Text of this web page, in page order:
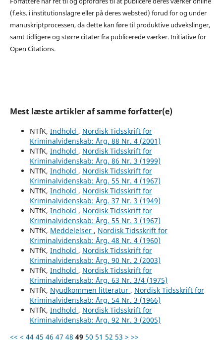
(f.eks. i institutionslagre eller på deres websted) forud for og under
manuskriptprocessen, da dette kan føre til produktive udvekslinger,
samt tidligere og større citater fra publicerede værker. Initiative for
Open Citations.
Mest læste artikler af samme forfatter(e)
NTfK, Indhold , Nordisk Tidsskrift for
Kriminalvidenskab: Årg. 88 Nr. 4 (2001)
NTfK, Indhold , Nordisk Tidsskrift for
Kriminalvidenskab: Årg. 86 Nr. 3 (1999)
NTfK, Indhold , Nordisk Tidsskrift for
Kriminalvidenskab: Årg. 55 Nr. 4 (1967)
NTfK, Indhold , Nordisk Tidsskrift for
Kriminalvidenskab: Årg. 37 Nr. 3 (1949)
NTfK, Indhold , Nordisk Tidsskrift for
Kriminalvidenskab: Årg. 55 Nr. 3 (1967)
NTfK, Meddelelser , Nordisk Tidsskrift for
Kriminalvidenskab: Årg. 48 Nr. 4 (1960)
NTfK, Indhold , Nordisk Tidsskrift for
Kriminalvidenskab: Årg. 90 Nr. 2 (2003)
NTfK, Indhold , Nordisk Tidsskrift for
Kriminalvidenskab: Årg. 63 Nr. 3/4 (1975)
NTfK, Nyudkommen litteratur , Nordisk Tidsskrift for
Kriminalvidenskab: Årg. 54 Nr. 3 (1966)
NTfK, Indhold , Nordisk Tidsskrift for
Kriminalvidenskab: Årg. 92 Nr. 3 (2005)
<< < 44 45 46 47 48 49 50 51 52 53 > >>